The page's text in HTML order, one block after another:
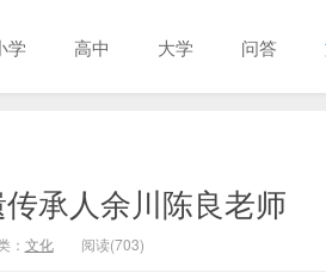
学 高中 大学 问答
承人余川陈良老师
： 文化 阅读(703)